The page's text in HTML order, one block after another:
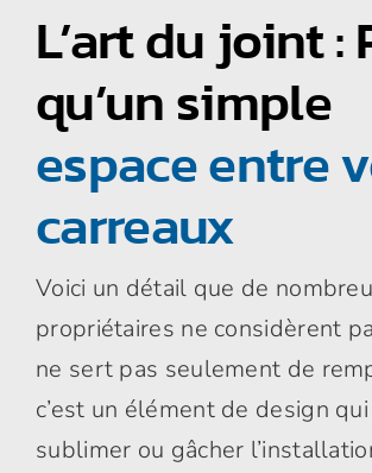
L’art du joint :
qu’un simple
espace entre
carreaux
Voici un détail que de
propriétaires ne considèrent
ne sert pas seulement de
c’est un élément de design
sublimer ou gâcher